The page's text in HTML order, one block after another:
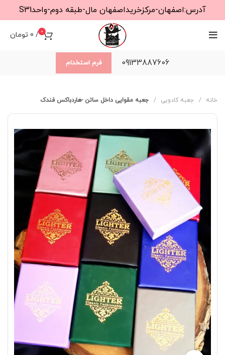
آدرس:اصفهان-مرکزخریداصفهان مال-طبقه دوم-واحدS31
0
/
0 تومان
09133887606 فرم استخدام
خانه جعبه کادویی جعبه مقوایی داخل ساتن -هاردباکس فندک